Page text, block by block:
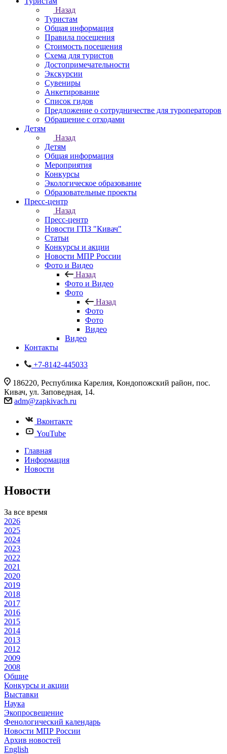
Назад
Туристам
Общая информация
Правила посещения
Стоимость посещения
Схема для туристов
Достопримечательности
Экскурсии
Сувениры
Анкетирование
Список гидов
Предложение о сотрудничестве для туроператоров
Обращение с отходами
Детям
Назад
Детям
Общая информация
Мероприятия
Конкурсы
Экологическое образование
Образовательные проекты
Пресс-центр
Назад
Пресс-центр
Новости ГПЗ "Кивач"
Статьи
Конкурсы и акции
Новости МПР России
Фото и Видео
Назад
Фото и Видео
Фото
Назад
Фото
Фото
Видео
Видео
Контакты
+7-8142-445033
186220, Республика Карелия, Кондопожский район, пос.
Кивач, ул. Заповедная, 14.
adm@zapkivach.ru
Вконтакте
YouTube
Главная
Информация
Новости
Новости
За все время
2026
2025
2024
2023
2022
2021
2020
2019
2018
2017
2016
2015
2014
2013
2012
2009
2008
Общие
Конкурсы и акции
Выставки
Наука
Экопросвещение
Фенологический календарь
Новости МПР России
Архив новостей
English